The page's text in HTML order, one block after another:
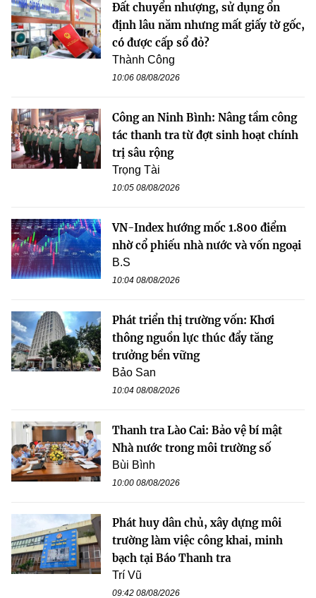
Đất chuyển nhượng, sử dụng ổn
định lâu năm nhưng mất giấy tờ gốc,
có được cấp sổ đỏ?
Thành Công
10:06 08/08/2026
Công an Ninh Bình: Nâng tầm công
tác thanh tra từ đợt sinh hoạt chính
trị sâu rộng
Trọng Tài
10:05 08/08/2026
VN-Index hướng mốc 1.800 điểm
nhờ cổ phiếu nhà nước và vốn ngoại
B.S
10:04 08/08/2026
Phát triển thị trường vốn: Khơi
thông nguồn lực thúc đẩy tăng
trưởng bền vững
Bảo San
10:04 08/08/2026
Thanh tra Lào Cai: Bảo vệ bí mật
Nhà nước trong môi trường số
Bùi Bình
10:00 08/08/2026
Phát huy dân chủ, xây dựng môi
trường làm việc công khai, minh
bạch tại Báo Thanh tra
Trí Vũ
09:42 08/08/2026